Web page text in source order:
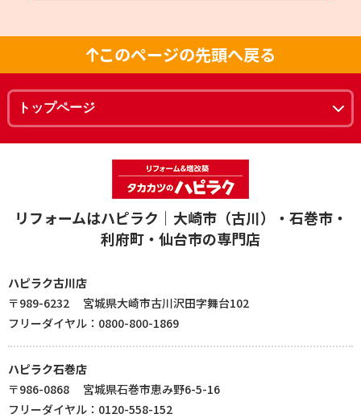
このページの先頭へ戻る
リフォームはハピラク｜大崎市（古川）・石巻市・
利府町・仙台市の専門店
ハピラク古川店
〒989-6232 宮城県大崎市古川沢田字舞台102
フリーダイヤル：0800-800-1869
ハピラク石巻店
〒986-0868 宮城県石巻市恵み野6-5-16
フリーダイヤル：0120-558-152